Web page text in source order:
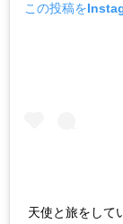
この投稿を
天使と旅をして